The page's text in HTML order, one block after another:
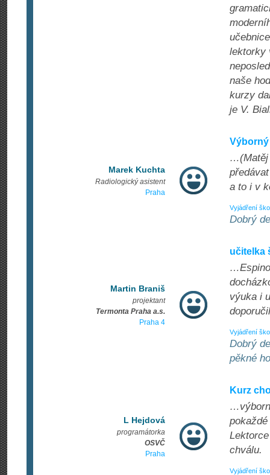
lektorky
naše
kurzy
je V.
Marek Kuchta
Radiologický asistent
Praha
…(Matěj
a to i v
Vyjádření
Dobrý
Martin Braniš
projektant
Termonta Praha a.s.
Praha 4
učitelka
výuka i
Vyjádření
Dobrý
pěkné
L Hejdová
programátorka
OSVČ
Praha
Kurz
chválu.
Vyjádření